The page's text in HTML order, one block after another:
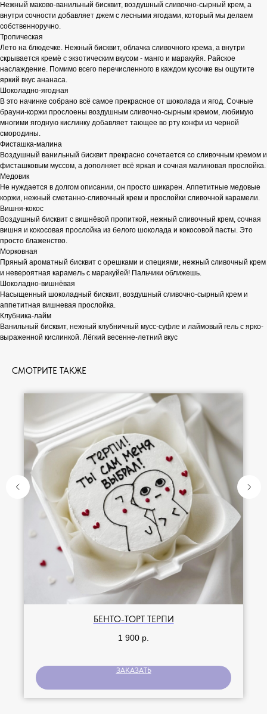
Нежный маково-ванильный бисквит, воздушный сливочно-сырный крем, а
внутри сочности добавляет джем с лесными ягодами, который мы делаем
собственноручно.
Тропическая
Лето на блюдечке. Нежный бисквит, облачка сливочного крема, а внутри
скрывается кремё с экзотическим вкусом - манго и маракуйя. Райское
наслаждение. Помимо всего перечисленного в каждом кусочке вы ощутите
яркий вкус ананаса.
Шоколадно-ягодная
В это начинке собрано всё самое прекрасное от шоколада и ягод. Сочные
брауни-коржи прослоены воздушным сливочно-сырным кремом, любимую
многими ягодную кислинку добавляет тающее во рту конфи из черной
смородины.
Фисташка-малина
Воздушный ванильный бисквит прекрасно сочетается со сливочным кремом и
фисташковым муссом, а дополняет всё яркая и сочная малиновая прослойка.
Медовик
Не нуждается в долгом описании, он просто шикарен. Аппетитные медовые
коржи, нежный сметанно-сливочный крем и прослойки сливочной карамели.
Вишня-кокос
Воздушный бисквит с вишнёвой пропиткой, нежный сливочный крем, сочная
вишня и кокосовая прослойка из белого шоколада и кокосовой пасты. Это
просто блаженство.
Морковная
Пряный ароматный бисквит с орешками и специями, нежный сливочный крем
и невероятная карамель с маракуйей! Пальчики оближешь.
Шоколадно-вишнёвая
Насыщенный шоколадный бисквит, воздушный сливочно-сырный крем и
аппетитная вишневая прослойка.
Клубника-лайм
Ванильный бисквит, нежный клубничный мусс-суфле и лаймовый гель с ярко-
выраженной кислинкой. Лёгкий весенне-летний вкус
СМОТРИТЕ ТАКЖЕ
БЕНТО-ТОРТ ТЕРПИ
1 900 р.
ЗАКАЗАТЬ